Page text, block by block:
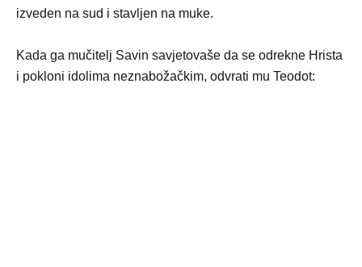
izveden na sud i stavljen na muke.
Kada ga mučitelj Savin savjetovaše da se odrekne Hrista
i pokloni idolima neznabožačkim, odvrati mu Teodot: